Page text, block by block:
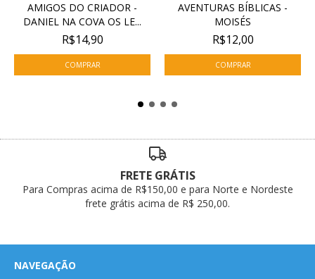
AMIGOS DO CRIADOR -
DANIEL NA COVA OS LE...
R$14,90
AVENTURAS BÍBLICAS -
MOISÉS
R$12,00
FRETE GRÁTIS
Para Compras acima de R$150,00 e para Norte e Nordeste
frete grátis acima de R$ 250,00.
NAVEGAÇÃO